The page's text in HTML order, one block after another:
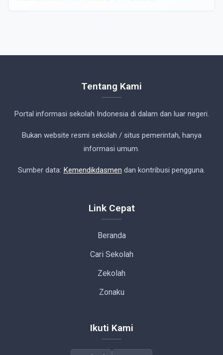
Tentang Kami
Portal informasi sekolah Indonesia di dalam dan luar negeri.
Bukan website resmi sekolah / situs pemerintah, hanya
informasi umum.
Sumber data: Kemendikdasmen dan kontribusi pengguna.
Link Cepat
Beranda
Cari Sekolah
Zekolah
Zonaku
Ikuti Kami